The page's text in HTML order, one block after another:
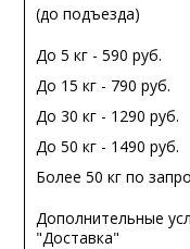
(до подъезда)
До 5 кг - 590 руб.
До 15 кг - 790 руб.
До 30 кг - 1290 руб.
До 50 кг - 1490 руб.
Более 50 кг по
Дополнительные
"Доставка"